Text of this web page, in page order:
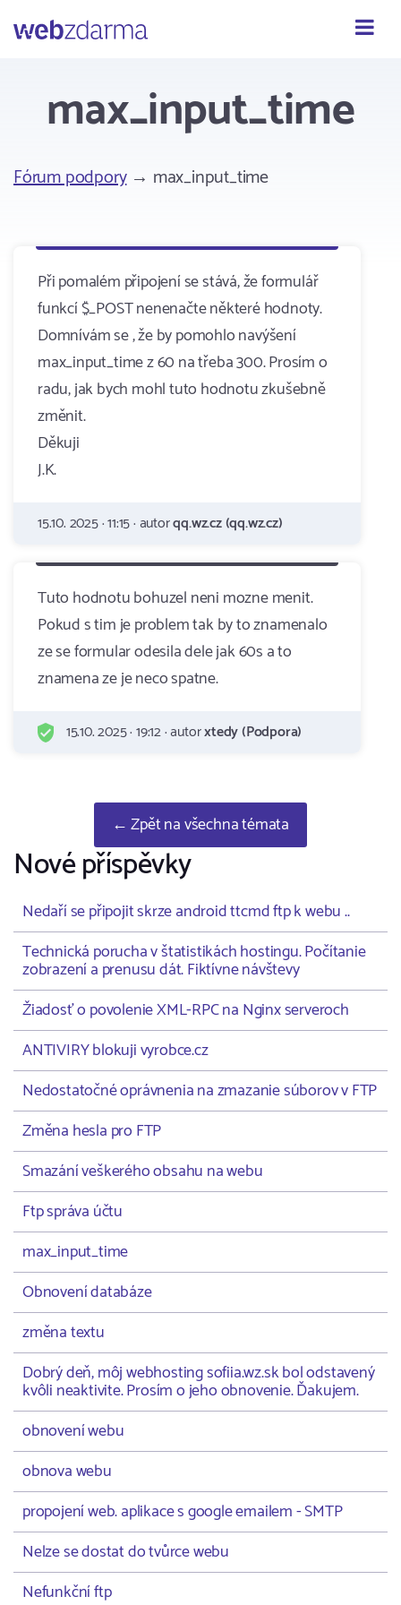
Webzdarma
max_input_time
Fórum podpory→ max_input_time
Při pomalém připojení se stává, že formulář
funkcí $_POST nenenačte některé hodnoty.
Domnívám se , že by pomohlo navýšení
max_input_time z 60 na třeba 300. Prosím o
radu, jak bych mohl tuto hodnotu zkušebně
změnit.
Děkuji
J.K.
15.10. 2025 · 11:15 · autorqq.wz.cz (qq.wz.cz)
Tuto hodnotu bohuzel neni mozne menit.
Pokud s tim je problem tak by to znamenalo
ze se formular odesila dele jak 60s a to
znamena ze je neco spatne.
15.10. 2025 · 19:12 · autorxtedy (Podpora)
← Zpět na všechna témata
Nové příspěvky
Nedaří se připojit skrze android ttcmd ftp k webu ..
Technická porucha v štatistikách hostingu. Počítanie
zobrazení a prenusu dát. Fiktívne návštevy
Žiadosť o povolenie XML-RPC na Nginx serveroch
ANTIVIRY blokuji vyrobce.cz
Nedostatočné oprávnenia na zmazanie súborov v FTP
Změna hesla pro FTP
Smazání veškerého obsahu na webu
Ftp správa účtu
max_input_time
Obnovení databáze
změna textu
Dobrý deň, môj webhosting sofiia.wz.sk bol odstavený
kvôli neaktivite. Prosím o jeho obnovenie. Ďakujem.
obnovení webu
obnova webu
propojení web. aplikace s google emailem - SMTP
Nelze se dostat do tvůrce webu
Nefunkční ftp